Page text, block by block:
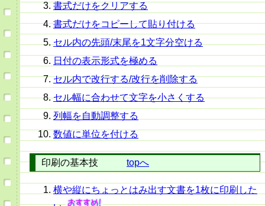
書式だけをクリアする
書式だけをコピーして貼り付ける
セル内の先頭/末尾を1文字分空ける
日付の表示形式を極める
セル内で改行する/改行を削除する
セル幅に合わせて文字を小さくする
列幅を自動調整する
数値に単位を付ける
印刷の基本技 topへ
横や縦にちょっとはみ出す文書を1枚に印刷した